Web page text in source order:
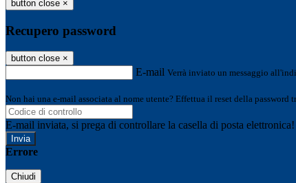
button close ×
Recupero password
button close ×
E-mail Verrà inviato un messaggio
Non hai una e-mail associata al nome utente? Effettua il reset della password
E-mail inviata, si prega di controllare la casella di posta elettronica!
Errore
Chiudi